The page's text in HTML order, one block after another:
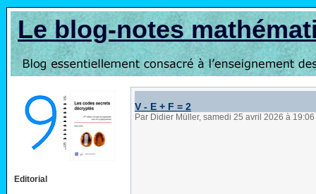
Le blog-notes
Editorial
V - E + F = 2
Par Didier Müller, samedi 25 avril 2026 à 19:06